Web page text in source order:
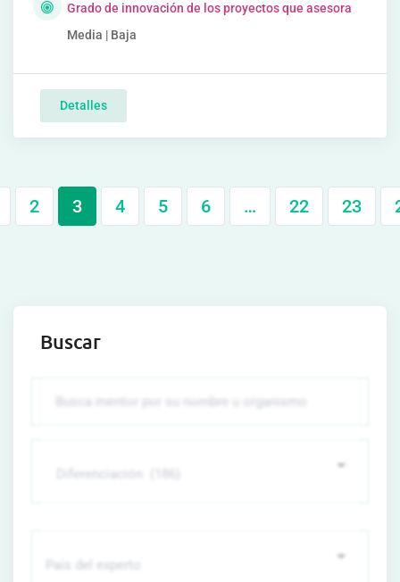
Grado de innovación de los proyectos que asesora
Media | Baja
Detalles
2 3 4 5 6 … 22 23
Buscar